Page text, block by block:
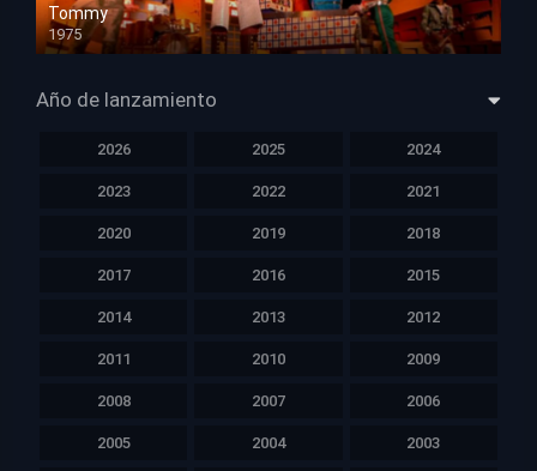
Tommy
1975
HD 1080p
Año de lanzamiento
2026 2025 2024
2023 2022 2021
2020 2019 2018
2017 2016 2015
2014 2013 2012
2011 2010 2009
2008 2007 2006
2005 2004 2003